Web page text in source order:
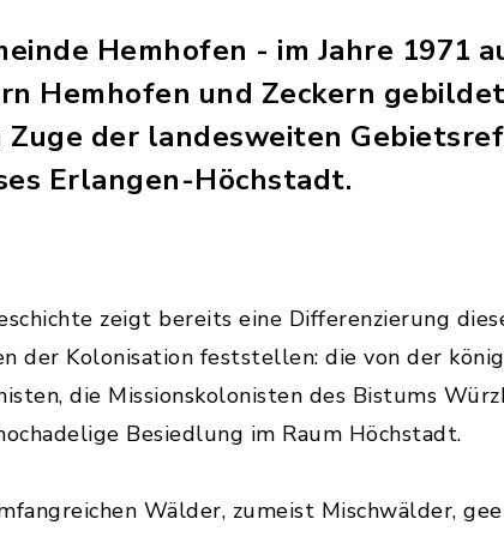
Hemhofen - im Jahre 1971
Hemhofen und Zeckern
Zuge der landesweiten
Erlangen-Höchstadt.
zeigt bereits eine Differenzierung
der Kolonisation feststellen: die von der
die Missionskolonisten des Bistums
Besiedlung im Raum Höchstadt.
Wälder, zumeist Mischwälder,